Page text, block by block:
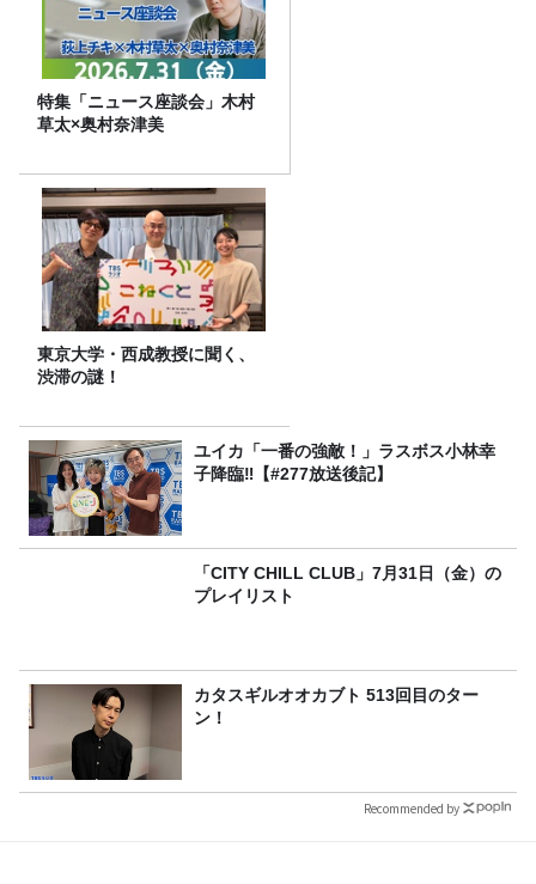
特集「ニュース座談会」木村
草太×奥村奈津美
東京大学・西成教授に聞く、
渋滞の謎！
ユイカ「一番の強敵！」ラスボス小林幸
子降臨‼【#277放送後記】
「CITY CHILL CLUB」7月31日（金）の
プレイリスト
カタスギルオオカブト 513回目のター
ン！
Recommended by